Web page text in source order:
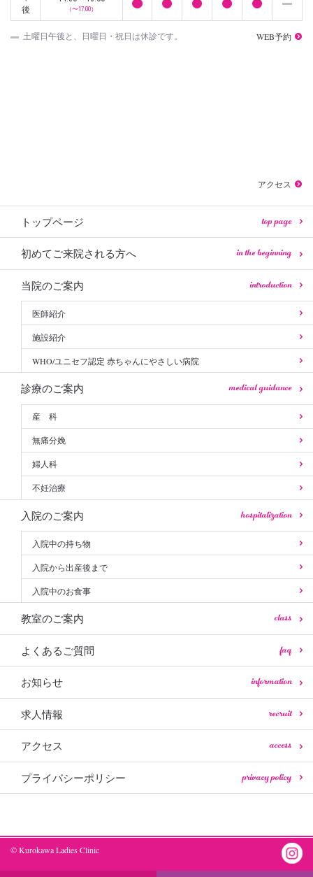
後
（〜17:00）
土曜日午後と、日曜日・祝日は休診です。 WEB予約
アクセス
トップページ top page
初めてご来院される方へ in the beginning
当院のご案内 introduction
医師紹介
施設紹介
WHO/ユニセフ認定 赤ちゃんにやさしい病院
診療のご案内 medical guidance
産 科
無痛分娩
婦人科
不妊治療
入院のご案内 hospitalization
入院中の持ち物
入院から出産後まで
入院中のお食事
教室のご案内 class
よくあるご質問 faq
お知らせ information
求人情報 recruit
アクセス access
プライバシーポリシー privacy policy
© Kurokawa Ladies Clinic